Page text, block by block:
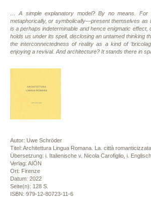
… A simple explanatory model? By no means. For
metaphorically, or symbolically—present themselves
is a perhaps indeterminable and hence enigmatic
holds us under its spell, disclosing an untamed thinking
the interconnectedness of reality as a kind of
enjoying a revival. And architecture? It stands there in
Autor: Uwe Schröder
Titel: Architettura Lingua Romana. La. città
Übersetzung: i. Italienische v. Nicola Carofiglio, i.
Verlag: AIÓN
Ort: Firenze
Datum: 2022
Seite(n): 128 S.
ISBN: 979-12-80723-11-6